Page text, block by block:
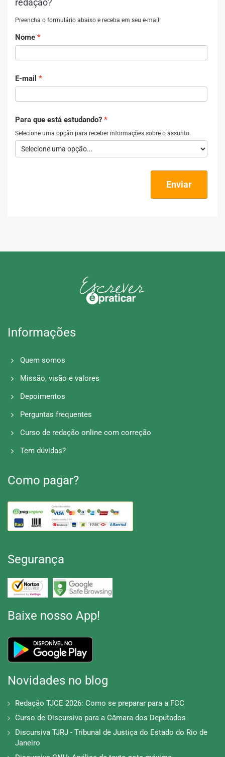
Preencha o formulário abaixo e receba em seu e-mail!
Nome
E-mail
Para que está estudando?
Selecione uma opção para receber informações sobre o assunto.
Enviar
Informações
Quem somos
Missão, visão e valores
Depoimentos
Perguntas frequentes
Curso de redação online com correção
Tem dúvidas?
Como pagar?
Segurança
Baixe nosso App!
Novidades no blog
Redação TJCE 2026: Como se preparar para a FCC
Curso de Discursiva para a Câmara dos Deputados
Discursiva TJRJ - Tribunal de Justiça do Estado do Rio de
Janeiro